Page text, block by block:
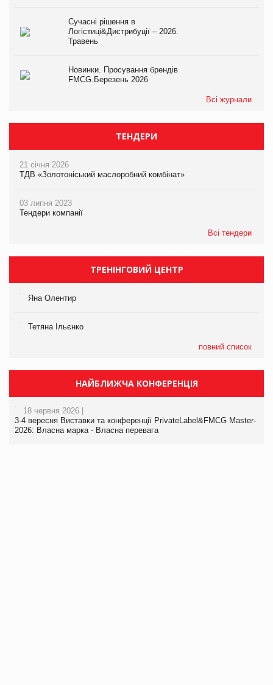
Сучасні рішення в
Логістиці&Дистрибуції – 2026.
Травень
Новинки. Просування брендів
FMCG.Березень 2026
Всі журнали
ТЕНДЕРИ
21 січня 2026
ТДВ «Золотоніський маслоробний комбінат»
03 липня 2023
Тендери компанії
Всі тендери
ТРЕНІНГОВИЙ ЦЕНТР
Яна Олентир
Тетяна Ільєнко
повний список
НАЙБЛИЖЧА КОНФЕРЕНЦІЯ
18 червня 2026 |
3-4 вересня Виставки та конференції PrivateLabel&FMCG Master-
2026: Власна марка - Власна перевага